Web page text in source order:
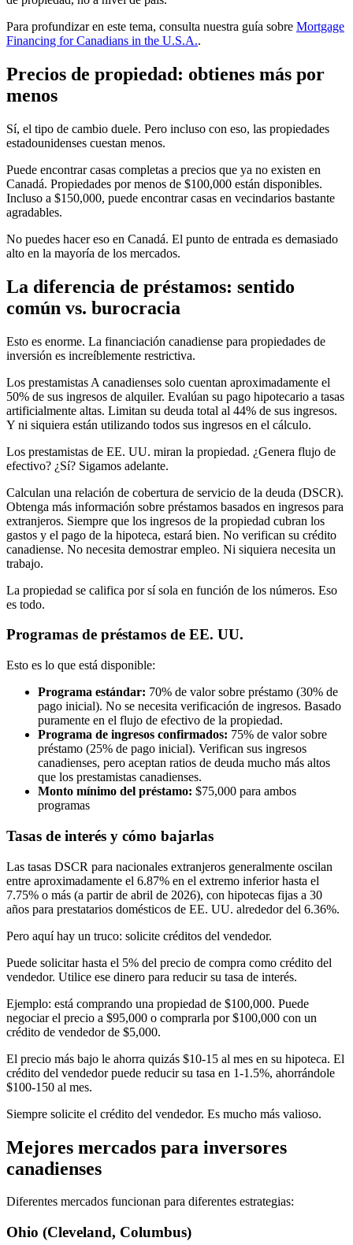
Para profundizar en este tema, consulta nuestra guía sobre Mortgage
Financing for Canadians in the U.S.A..
Precios de propiedad: obtienes más por
menos
Sí, el tipo de cambio duele. Pero incluso con eso, las propiedades
estadounidenses cuestan menos.
Puede encontrar casas completas a precios que ya no existen en
Canadá. Propiedades por menos de $100,000 están disponibles.
Incluso a $150,000, puede encontrar casas en vecindarios bastante
agradables.
No puedes hacer eso en Canadá. El punto de entrada es demasiado
alto en la mayoría de los mercados.
La diferencia de préstamos: sentido
común vs. burocracia
Esto es enorme. La financiación canadiense para propiedades de
inversión es increíblemente restrictiva.
Los prestamistas A canadienses solo cuentan aproximadamente el
50% de sus ingresos de alquiler. Evalúan su pago hipotecario a tasas
artificialmente altas. Limitan su deuda total al 44% de sus ingresos.
Y ni siquiera están utilizando todos sus ingresos en el cálculo.
Los prestamistas de EE. UU. miran la propiedad. ¿Genera flujo de
efectivo? ¿Sí? Sigamos adelante.
Calculan una relación de cobertura de servicio de la deuda (DSCR).
Obtenga más información sobre préstamos basados en ingresos para
extranjeros. Siempre que los ingresos de la propiedad cubran los
gastos y el pago de la hipoteca, estará bien. No verifican su crédito
canadiense. No necesita demostrar empleo. Ni siquiera necesita un
trabajo.
La propiedad se califica por sí sola en función de los números. Eso
es todo.
Programas de préstamos de EE. UU.
Esto es lo que está disponible:
Programa estándar: 70% de valor sobre préstamo (30% de
pago inicial). No se necesita verificación de ingresos. Basado
puramente en el flujo de efectivo de la propiedad.
Programa de ingresos confirmados: 75% de valor sobre
préstamo (25% de pago inicial). Verifican sus ingresos
canadienses, pero aceptan ratios de deuda mucho más altos
que los prestamistas canadienses.
Monto mínimo del préstamo: $75,000 para ambos
programas
Tasas de interés y cómo bajarlas
Las tasas DSCR para nacionales extranjeros generalmente oscilan
entre aproximadamente el 6.87% en el extremo inferior hasta el
7.75% o más (a partir de abril de 2026), con hipotecas fijas a 30
años para prestatarios domésticos de EE. UU. alrededor del 6.36%.
Pero aquí hay un truco: solicite créditos del vendedor.
Puede solicitar hasta el 5% del precio de compra como crédito del
vendedor. Utilice ese dinero para reducir su tasa de interés.
Ejemplo: está comprando una propiedad de $100,000. Puede
negociar el precio a $95,000 o comprarla por $100,000 con un
crédito de vendedor de $5,000.
El precio más bajo le ahorra quizás $10-15 al mes en su hipoteca. El
crédito del vendedor puede reducir su tasa en 1-1.5%, ahorrándole
$100-150 al mes.
Siempre solicite el crédito del vendedor. Es mucho más valioso.
Mejores mercados para inversores
canadienses
Diferentes mercados funcionan para diferentes estrategias:
Ohio (Cleveland, Columbus)